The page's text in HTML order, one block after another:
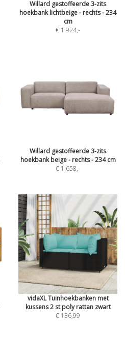
Willard gestoffeerde 3-zits
hoekbank lichtbeige - rechts - 234
cm
€ 1.924,-
Willard gestoffeerde 3-zits
hoekbank beige - rechts - 234 cm
€ 1.658,-
vidaXL Tuinhoekbanken met
kussens 2 st poly rattan zwart
€ 136,99